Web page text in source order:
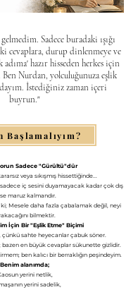
Sadece buradaki ışığı
cevaplara, durup dinlenmeye ve
hazır hisseden herkes için
Nurdan, yolculuğunuza eşlik
İstediğiniz zaman içeri
buyrun."
Başlamalıyım?
Sadece "Gürültü"dür
veya sıkışmış hissettiğinde...
iç sesini duyamayacak kadar çok dış
maruz kalmandır.
ki; Mesele daha fazla çabalamak değil, neyi
bilmektir.
İçin Bir "Eşlik Etme" Biçimi
çünkü sahte heyecanlar çabuk söner.
en büyük cevaplar sükunette gizlidir.
ben kalıcı bir berraklığın peşindeyim.
Benim alanımda;
yerini netlik,
yerini sadelik,